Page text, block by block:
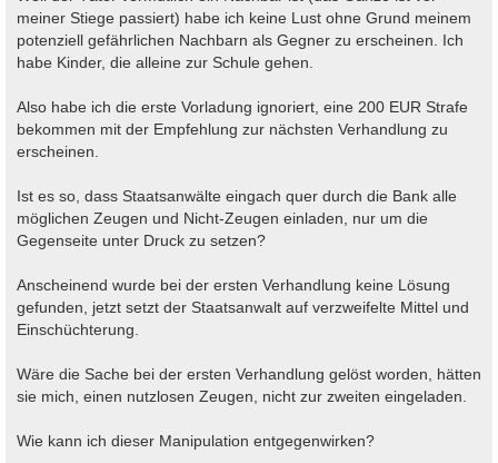
meiner Stiege passiert) habe ich keine Lust ohne Grund meinem
potenziell gefährlichen Nachbarn als Gegner zu erscheinen. Ich
habe Kinder, die alleine zur Schule gehen.
Also habe ich die erste Vorladung ignoriert, eine 200 EUR Strafe
bekommen mit der Empfehlung zur nächsten Verhandlung zu
erscheinen.
Ist es so, dass Staatsanwälte eingach quer durch die Bank alle
möglichen Zeugen und Nicht-Zeugen einladen, nur um die
Gegenseite unter Druck zu setzen?
Anscheinend wurde bei der ersten Verhandlung keine Lösung
gefunden, jetzt setzt der Staatsanwalt auf verzweifelte Mittel und
Einschüchterung.
Wäre die Sache bei der ersten Verhandlung gelöst worden, hätten
sie mich, einen nutzlosen Zeugen, nicht zur zweiten eingeladen.
Wie kann ich dieser Manipulation entgegenwirken?